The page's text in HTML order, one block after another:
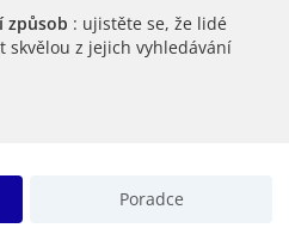
způsob : ujistěte se, že lidé
skvělou z jejich vyhledávání
Poradce